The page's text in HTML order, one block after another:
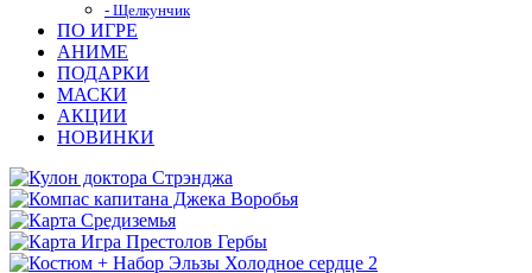
- Щелкунчик
ПО ИГРЕ
АНИМЕ
ПОДАРКИ
МАСКИ
АКЦИИ
НОВИНКИ